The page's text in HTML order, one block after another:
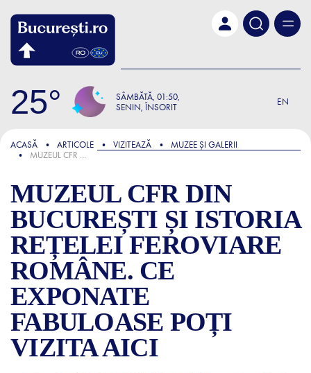
25 SÂMBĂTĂ 01:50
SENIN, ÎNSORIT
EN
FOCUS
ACASĂ ARTICOLE VIZITEAZĂ
MUZEE ȘI GALERII
MUZEUL CFR DIN BUCUREȘTI ȘI ISTORIA REȚELEI FEROVIARE ROMÂNE. CE EXPONATE FABULOASE POȚI VIZITA AICI
MUZEUL CFR DIN
BUCUREȘTI ȘI ISTORIA
REȚELEI FEROVIARE
ROMÂNE. CE
EXPONATE
FABULOASE POȚI
VIZITA AICI